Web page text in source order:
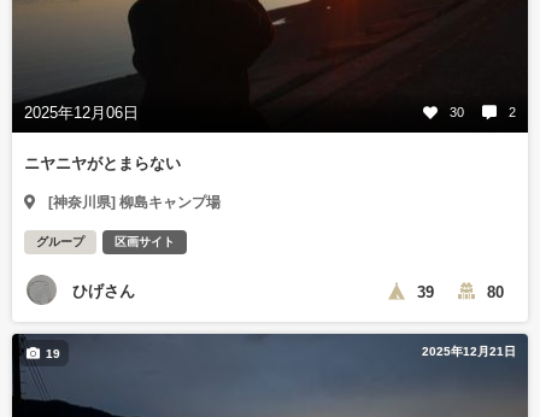
2025年12月06日 30 2
ニヤニヤがとまらない
[神奈川県] 柳島キャンプ場
グループ 区画サイト
ひげさん 39 80
2025年12月21日
19